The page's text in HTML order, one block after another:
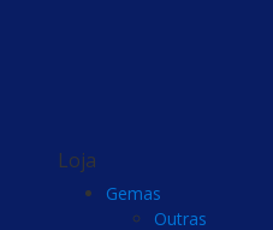
Loja
Gemas
Outras